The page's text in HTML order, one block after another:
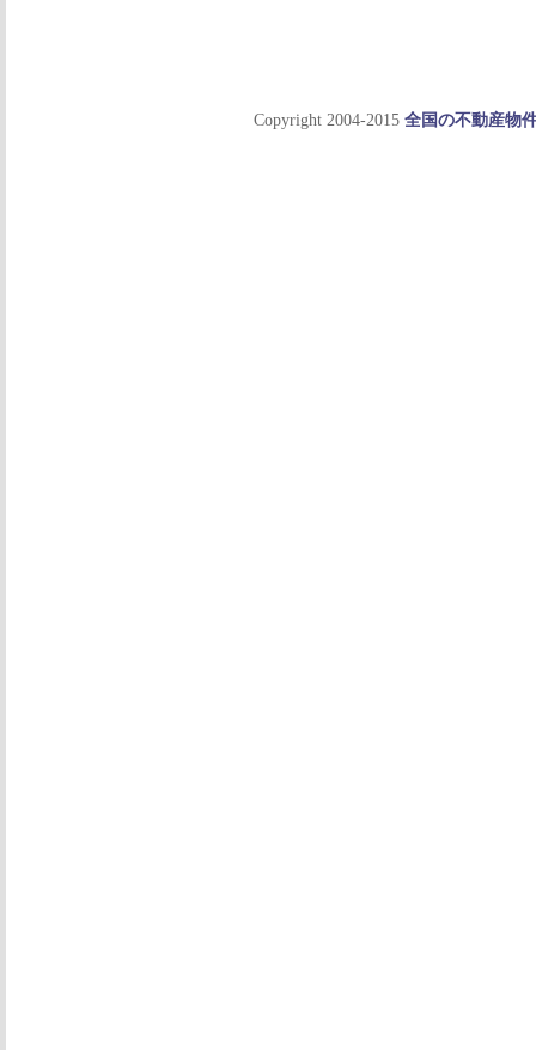
Copyright 2004-2015 全国の不動産物